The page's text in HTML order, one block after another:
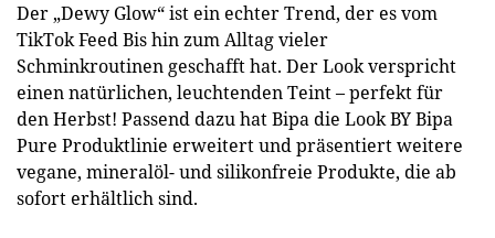
Der „Dewy Glow“ ist ein echter Trend, der es vom
TikTok Feed Bis hin zum Alltag vieler
Schminkroutinen geschafft hat. Der Look verspricht
einen natürlichen, leuchtenden Teint – perfekt für
den Herbst! Passend dazu hat Bipa die Look BY Bipa
Pure Produktlinie erweitert und präsentiert weitere
vegane, mineralöl- und silikonfreie Produkte, die ab
sofort erhältlich sind.